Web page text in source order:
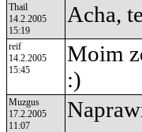
Thail
14.2.2005
15:19
Acha,
reif
14.2.2005
15:45
Moim
:)
Muzgus
17.2.2005
11:07